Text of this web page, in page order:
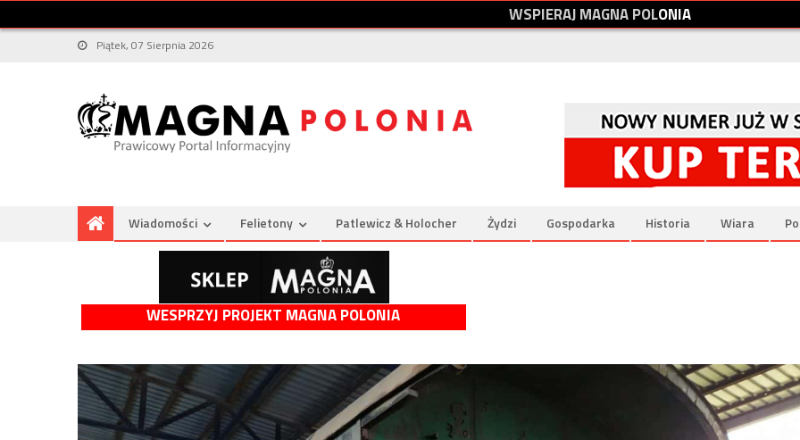
WSPIERAJMAGNAPOLONIA
Piątek, 07 Sierpnia 2026
Wiadomości Felietony Patlewicz & Holocher Żydzi Gospodarka Historia Wiara
WESPRZYJ PROJEKT MAGNA POLONIA